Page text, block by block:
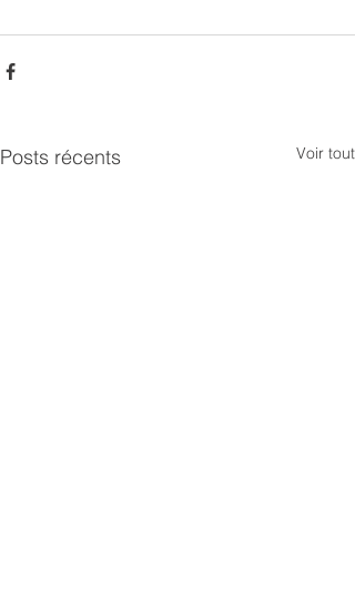
Posts récents Voir tout